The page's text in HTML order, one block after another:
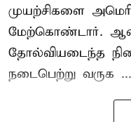
முயற்சிகளை
மேற்கொண்டார்.
தோல்வியடைந்த
நடைபெற்று வருக ...